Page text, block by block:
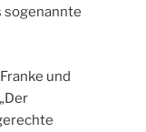
sogenannte
und